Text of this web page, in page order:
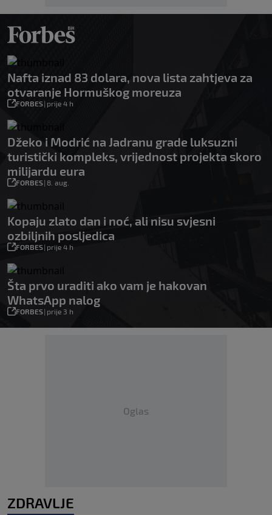
Nafta iznad 83 dolara, nova lista zahtjeva za
otvaranje Hormuškog moreuza
FORBES| prije 4 h
Džeko i Modrić na Jadranu grade luksuzni
turistički kompleks, vrijednost projekta skoro
milijardu eura
FORBES| 8. aug.
Kopaju zlato dan i noć, ali nisu svjesni
ozbiljnih posljedica
FORBES| prije 4 h
Šta prvo uraditi ako vam je hakovan
WhatsApp nalog
FORBES| prije 3 h
Oglas
ZDRAVLJE